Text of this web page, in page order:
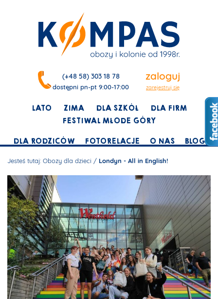
(+48 58) 303 18 78
dostępni pn-pt 9:00-17:00
zaloguj
zarejestruj się
LATO ZIMA DLA SZKÓŁ
DLA FIRM
FESTIWAL MŁODE GÓRY
DLA RODZICÓW
FOTORELACJE O NAS BLOG
Jesteś tutaj: Obozy dla dzieci / Londyn - All in English!